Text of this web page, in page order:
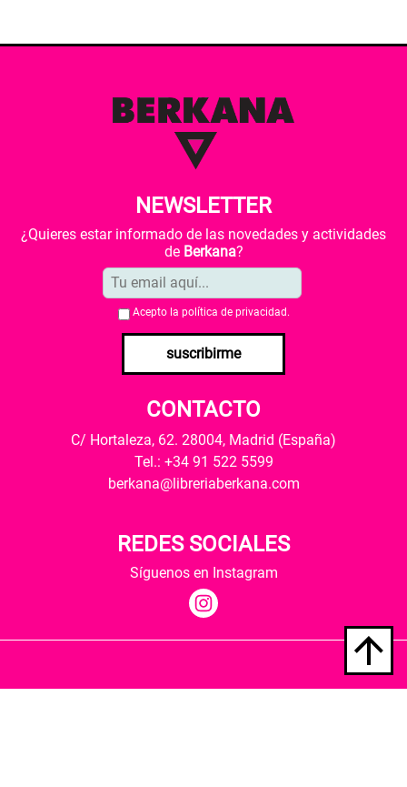
NEWSLETTER
¿Quieres estar informado de las novedades y actividades
de Berkana?
Acepto la política de privacidad .
suscribirme
CONTACTO
C/ Hortaleza, 62. 28004, Madrid (España)
Tel.: +34 91 522 5599
berkana@libreriaberkana.com
REDES SOCIALES
Síguenos en Instagram